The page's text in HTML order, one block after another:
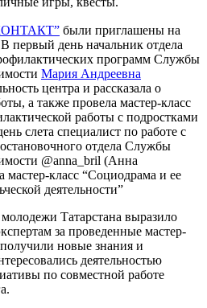
были приглашены на
В первый день начальник отдела
программ Службы
Мария Андреевна
центра и рассказала о
а также провела мастер-класс
работы с подростками
слета специалист по работе с
отдела Службы
@anna_bril (Анна
мастер-класс “Социодрама и ее
деятельности”
Татарстана выразило
за проведенные мастер-
новые знания и
деятельностью
по совместной работе